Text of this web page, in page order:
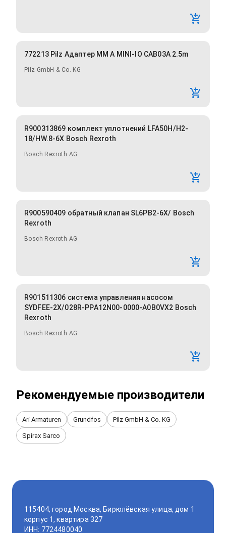
772213 Pilz Адаптер MM A MINI-IO CAB03A 2.5m
Pilz GmbH & Co. KG
R900313869 комплект уплотнений LFA50H/H2-
18/HW.8-6X Bosch Rexroth
Bosch Rexroth AG
R900590409 обратный клапан SL6PB2-6X/ Bosch
Rexroth
Bosch Rexroth AG
R901511306 система управления насосом
SYDFEE-2X/028R-PPA12N00-0000-A0B0VX2 Bosch
Rexroth
Bosch Rexroth AG
Рекомендуемые производители
Ari Armaturen Grundfos Pilz GmbH & Co. KG
Spirax Sarco
115404, город Москва, Бирюлёвская улица, дом 1
корпус 1, квартира 327
ИНН: 7724480040